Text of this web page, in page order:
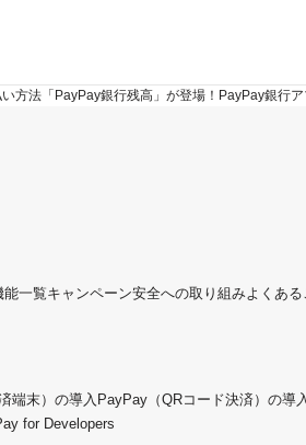
方法「PayPay銀行残高」が登場！PayPay銀行
能一覧キャンペーン安全への取り組みよくあ
端末）の導入 PayPay（QRコード決済）の導入
for Developers